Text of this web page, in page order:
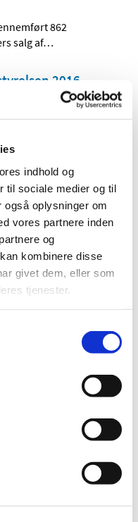
indhold og
til sociale medier og til
oplysninger om
vores partnere inden
og
kombinere disse
givet dem, eller som
tjenester.
862
salg af…
2016
aktiviteter,
Sundheds- og
arbejde i 2017
mission,